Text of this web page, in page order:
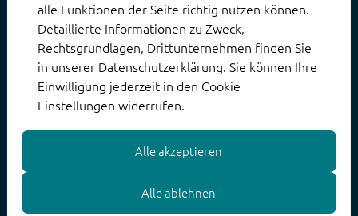
alle Funktionen der Seite richtig nutzen können.
Detaillierte Informationen zu Zweck,
Rechtsgrundlagen, Drittunternehmen finden Sie
in unserer Datenschutzerklärung. Sie können Ihre
Einwilligung jederzeit in den Cookie
Einstellungen widerrufen.
Alle ablehnen
Alle akzeptieren
Wir freuen uns auf deine
Nachricht.
E-Mail schreiben